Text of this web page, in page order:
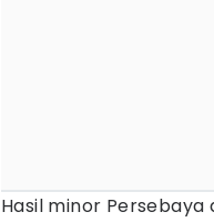
Hasil minor